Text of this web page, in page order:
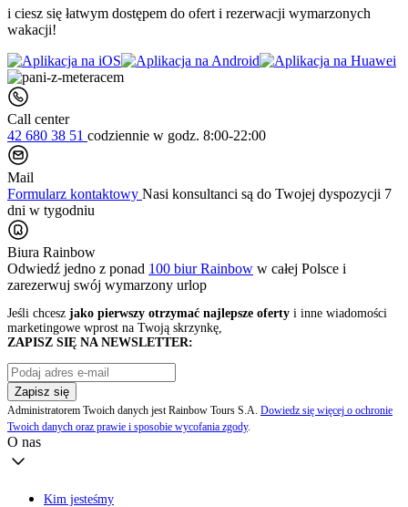
i ciesz się łatwym dostępem do ofert i rezerwacji wymarzonych
wakacji!
Call center
42 680 38 51 codziennie w godz. 8:00-22:00
Mail
Formularz kontaktowy Nasi konsultanci są do Twojej dyspozycji 7
dni w tygodniu
Biura Rainbow
Odwiedź jedno z ponad 100 biur Rainbow w całej Polsce i
zarezerwuj swój wymarzony urlop
Jeśli chcesz jako pierwszy otrzymać najlepsze oferty i inne wiadomości
marketingowe wprost na Twoją skrzynkę,
ZAPISZ SIĘ NA NEWSLETTER:
Zapisz się
Administratorem Twoich danych jest Rainbow Tours S.A. Dowiedz się więcej o ochronie
Twoich danych oraz prawie i sposobie wycofania zgody.
O nas
Kim jesteśmy